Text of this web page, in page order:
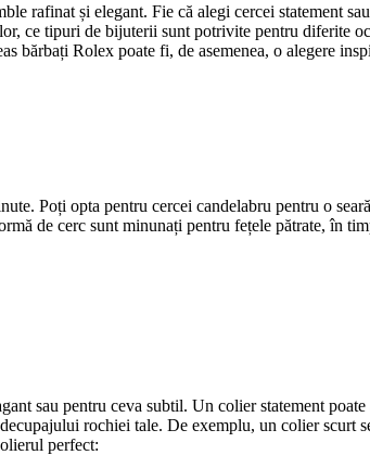
rafinat și elegant. Fie că alegi cercei statement
ce tipuri de bijuterii sunt potrivite pentru diferite
bărbați Rolex poate fi, de asemenea, o alegere
Poți opta pentru cercei candelabru pentru o
de cerc sunt minunați pentru fețele pătrate, în
sau pentru ceva subtil. Un colier statement
rochiei tale. De exemplu, un colier
perfect: